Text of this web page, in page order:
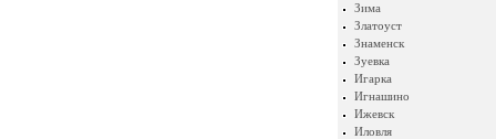
Зима
Златоуст
Знаменск
Зуевка
Игарка
Игнашино
Ижевск
Иловля